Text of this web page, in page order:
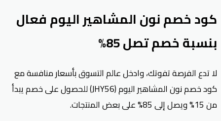
كود خصم نون المشاهير اليوم فعال
بنسبة خصم تصل 85%
لا تدع الفرصة تفوتك، وادخل عالم التسوق بأسعار منافسة مع
كود خصم نون المشاهير اليوم (JHY56) للحصول على خصم يبدأ
من 15% ويصل إلى 85% على بعض المنتجات.